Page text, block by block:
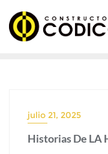
contenido
julio 21, 2025
Historias De LA